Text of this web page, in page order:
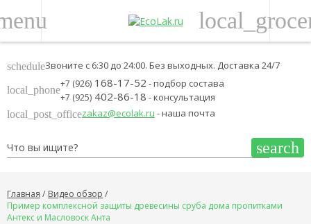
scheduleЗвоните с 6:30 до 24:00. Без выходных. Доставка 24/7
local_phone
+7 (926) 168-17-52 - подбор состава
+7 (925) 402-86-18 - консультация
local_post_officezakaz@ecolak.ru - наша почта
search
Главная
Видео обзор
Пример комплексной защиты древесины сруба дома пропитками
Антекс и Масловоск Анта